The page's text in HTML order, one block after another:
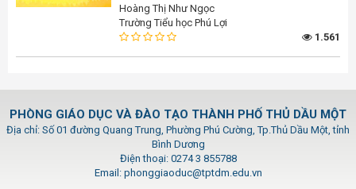
Hoàng Thị Như Ngọc
Trường Tiểu học Phú Lợi
1.561
PHÒNG GIÁO DỤC VÀ ĐÀO TẠO THÀNH PHỐ THỦ DẦU MỘT
Địa chỉ: Số 01 đường Quang Trung, Phường Phú Cường, Tp.Thủ Dầu Một, tỉnh
Bình Dương
Điện thoại: 0274 3 855788
Email: phonggiaoduc@tptdm.edu.vn